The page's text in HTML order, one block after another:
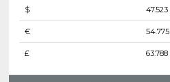
$ 47.523
€ 54.775
£ 63.788